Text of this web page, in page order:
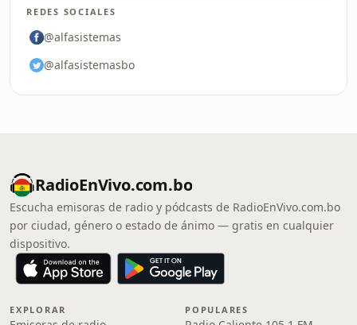
REDES SOCIALES
@alfasistemas
@alfasistemasbo
RadioEnVivo.com.bo
Escucha emisoras de radio y pódcasts de RadioEnVivo.com.bo
por ciudad, género o estado de ánimo — gratis en cualquier
dispositivo.
EXPLORAR POPULARES